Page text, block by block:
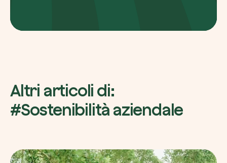
Altri articoli di:
#Sostenibilità aziendale